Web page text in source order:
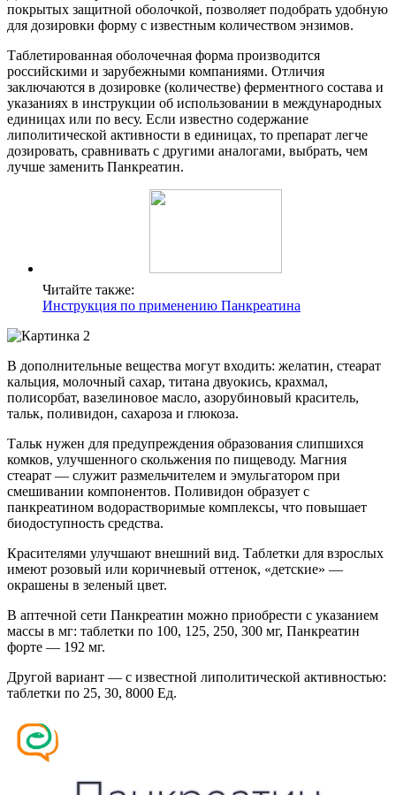
покрытых защитной оболочкой, позволяет подобрать удобную
для дозировки форму с известным количеством энзимов.
Таблетированная оболочечная форма производится
российскими и зарубежными компаниями. Отличия
заключаются в дозировке (количестве) ферментного состава и
указаниях в инструкции об использовании в международных
единицах или по весу. Если известно содержание
липолитической активности в единицах, то препарат легче
дозировать, сравнивать с другими аналогами, выбрать, чем
лучше заменить Панкреатин.
Читайте также:
Инструкция по применению Панкреатина
В дополнительные вещества могут входить: желатин, стеарат
кальция, молочный сахар, титана двуокись, крахмал,
полисорбат, вазелиновое масло, азорубиновый краситель,
тальк, поливидон, сахароза и глюкоза.
Тальк нужен для предупреждения образования слипшихся
комков, улучшенного скольжения по пищеводу. Магния
стеарат — служит размельчителем и эмульгатором при
смешивании компонентов. Поливидон образует с
панкреатином водорастворимые комплексы, что повышает
биодоступность средства.
Красителями улучшают внешний вид. Таблетки для взрослых
имеют розовый или коричневый оттенок, «детские» —
окрашены в зеленый цвет.
В аптечной сети Панкреатин можно приобрести с указанием
массы в мг: таблетки по 100, 125, 250, 300 мг, Панкреатин
форте — 192 мг.
Другой вариант — с известной липолитической активностью:
таблетки по 25, 30, 8000 Ед.